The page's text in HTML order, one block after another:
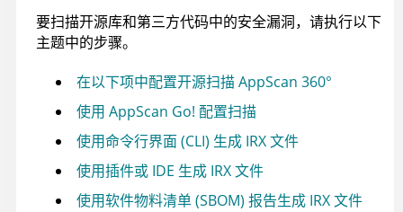
要扫描开源库和第三方代码中的安全漏洞，请执行以下
主题中的步骤。
在以下项中配置开源扫描 AppScan 360°
使用 AppScan Go! 配置扫描
使用命令行界面 (CLI) 生成 IRX 文件
使用插件或 IDE 生成 IRX 文件
使用软件物料清单 (SBOM) 报告生成 IRX 文件